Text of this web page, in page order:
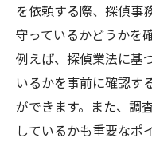
を依頼する際、探偵事
守っているかどうかを
例えば、探偵業法に基
いるかを事前に確認す
ができます。また、調
しているかも重要なポ